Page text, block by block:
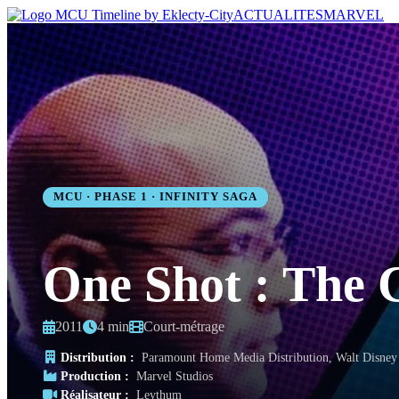
ACTUALITESMARVEL
MCU · PHASE 1 · INFINITY SAGA
One Shot : The
2011 4 min Court-métrage
Distribution : Paramount Home Media Distribution, Walt
Production : Marvel Studios
Réalisateur : Leythum